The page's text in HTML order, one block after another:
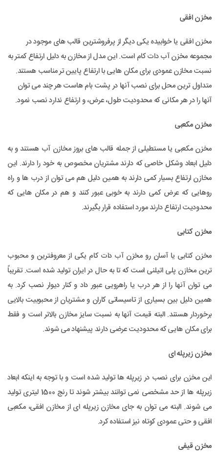
مخزن افقی
مخزن افقی یا خوابیده یکی دیگر از پرفروشترین قالب های موجود در
مجموعه مخزن آب دات کام است. این مدل از مخازن به دلیل ارتفاع کمتر به
نسبت مخازن عمودی برای مکان هایی با ارتفاع پایین تر مناسب هستند.
متداول ترین محل برای نصب آنها در پشت بام هاست هر چند می توان
آنها را در هر مکانی که محدودیت طول، عرض، و ارتفاع ندارد نصب نمود.
مخزن مکعبی
مخزن مکعبی یا مستطیلی از جمله قالب های بروز مخازن آب هستند و به
دلیل ابعاد وشکل خاصی که دارند مشتریان مخصوص به خود را دارند. این
مخازن ارتفاع بسیار کمی دارند به همین دلیل هم می توان از درب ها و راه
روهایی که عرض کمی دارند به خوبی عبور کنند و هم در مکان هایی که
محدودیت ارتفاع دارند مورد استفاده قرار بگیرند.
مخزن کتابی
مخزن کتابی یا آسان رو مخزن آب دات کام یکی از معروفترین و محبوب
ترین مخازن پلی اتیلنی است که تا به حال در ایران تولید شده است. تقریباً
می توان آنها را از هر درب یا راهرویی عبور داد و کنار دیوار نصب کرد. به
همین دلیل بین بسیاری از تاسیساتی کاران و مشتریان از محبوبیت بالایی
برخوردار هستند. البته قیمت آنها به نسبت سایز مخازن بالاتر است و فقط
برای مکان هایی که محدودیت عرضی دارند پیشنهاد می شوند.
مخزن زیرپله ای
این مخزن برای نصب در زیرپله ها تولید شده است و با توجه به اینکه ابعاد
زیرپله ها از حد مشخصی نمی توانند بیشتر شوند تا رنج 1500 لیتری تولید
می شوند. البته می توان به جای مخازن زیرپله ای از مخازن افقی، مکعبی
افقی و حتی عمودی کوتاه نیز استفاده کرد.
مخزن قیفی